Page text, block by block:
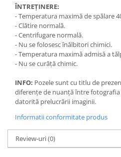
ÎNTREȚINERE:
- Temperatura maximă de spălare
- Clătire normală.
- Centrifugare normală.
- Nu se folosesc înălbitori chimici.
- Temperatura maximă admisă a
- Nu se curăță chimic.
INFO: Pozele sunt cu titlu de
diferențe de nuanță între
datorită prelucrării imaginii.
Informatii conformitate produs
Review-uri(0)